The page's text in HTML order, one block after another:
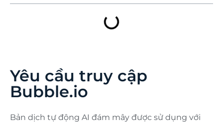
Yêu cầu truy cập
Bubble.io
Bản dịch tự động AI đám mây được sử dụng với